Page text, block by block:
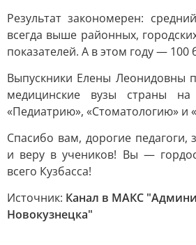
Результат закономерен:
всегда выше районных,
показателей. А в этом году — 100
Выпускники Елены Леонидовны
медицинские вузы страны на
«Педиатрию», «Стоматологию» и
Спасибо вам, дорогие педагоги,
и веру в учеников! Вы —
всего Кузбасса!
Источник: Канал в МАКС
Новокузнецка"